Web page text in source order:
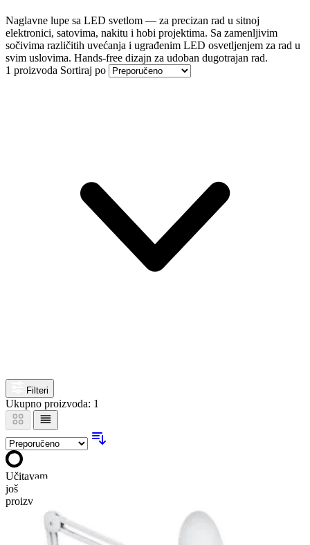
Naglavne lupe sa LED svetlom — za precizan rad u sitnoj
elektronici, satovima, nakitu i hobi projektima. Sa zamenljivim
sočivima različitih uvećanja i ugrađenim LED osvetljenjem za rad u
svim uslovima. Hands-free dizajn za udoban dugotrajan rad.
1 proizvoda Sortiraj po
Filteri
Ukupno proizvoda: 1
Učitavam
još
proizvoda…